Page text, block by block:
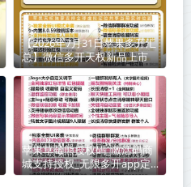
【2026年7月31日苹果多开汇
总】微信多开天权新品上市
苹果草莓熊授权码_激活码商
城支持授权_无限多开app定
时发圈版本